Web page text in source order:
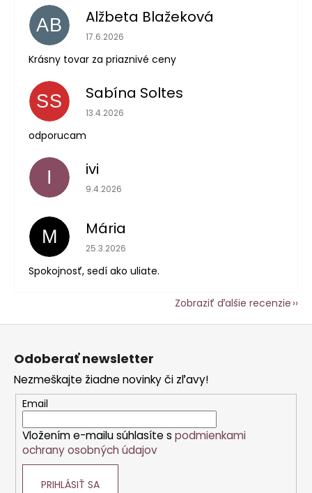
AB Alžbeta Blažeková
Hodnotenie obchodu je 5 z 5 hviezdičiek.
17.6.2026
Krásny tovar za priaznivé ceny
SS Sabína Soltes
Hodnotenie obchodu je 5 z 5 hviezdičiek.
13.4.2026
odporucam
I ivi
Hodnotenie obchodu je 5 z 5 hviezdičiek.
9.4.2026
M Mária
Hodnotenie obchodu je 5 z 5 hviezdičiek.
25.3.2026
Spokojnosť, sedí ako uliate.
Zobraziť ďalšie recenzie
Z
Odoberať newsletter
Nezmeškajte žiadne novinky či zľavy!
Email
Vložením e-mailu súhlasíte s podmienkami
ochrany osobných údajov
PRIHLÁSIŤ SA